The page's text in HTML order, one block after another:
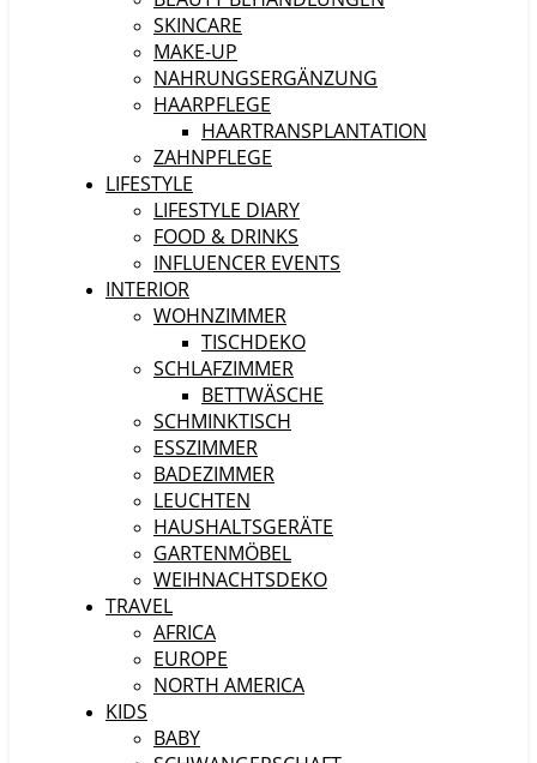
SKINCARE
MAKE-UP
NAHRUNGSERGÄNZUNG
HAARPFLEGE
HAARTRANSPLANTATION
ZAHNPFLEGE
LIFESTYLE
LIFESTYLE DIARY
FOOD & DRINKS
INFLUENCER EVENTS
INTERIOR
WOHNZIMMER
TISCHDEKO
SCHLAFZIMMER
BETTWÄSCHE
SCHMINKTISCH
ESSZIMMER
BADEZIMMER
LEUCHTEN
HAUSHALTSGERÄTE
GARTENMÖBEL
WEIHNACHTSDEKO
TRAVEL
AFRICA
EUROPE
NORTH AMERICA
KIDS
BABY